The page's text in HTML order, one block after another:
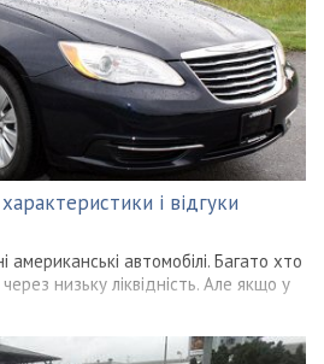
і відгуки
американські автомобілі. Багато хто
низьку ліквідність. Але якщо у